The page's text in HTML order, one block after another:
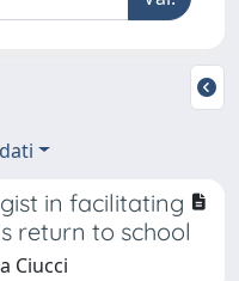
in facilitating
return to school
Ciucci